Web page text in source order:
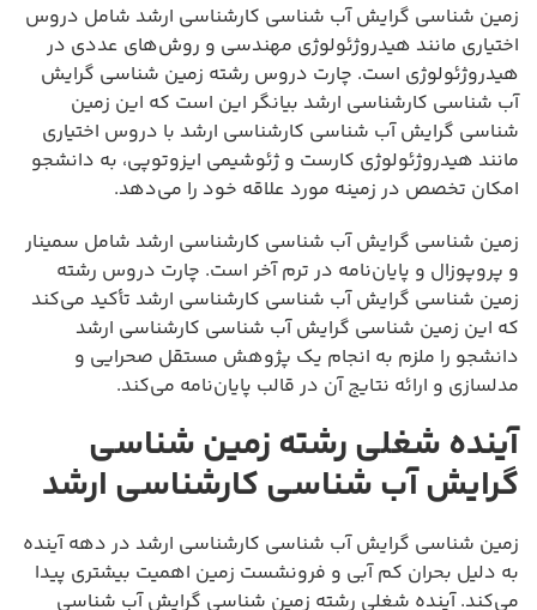
زمین شناسی گرایش آب شناسی کارشناسی ارشد شامل دروس
اختیاری مانند هیدروژئولوژی مهندسی و روش‌های عددی در
هیدروژئولوژی است. چارت دروس رشته زمین شناسی گرایش
آب شناسی کارشناسی ارشد بیانگر این است که این زمین
شناسی گرایش آب شناسی کارشناسی ارشد با دروس اختیاری
مانند هیدروژئولوژی کارست و ژئوشیمی ایزوتوپی، به دانشجو
امکان تخصص در زمینه مورد علاقه خود را می‌دهد.
زمین شناسی گرایش آب شناسی کارشناسی ارشد شامل سمینار
و پروپوزال و پایان‌نامه در ترم آخر است. چارت دروس رشته
زمین شناسی گرایش آب شناسی کارشناسی ارشد تأکید می‌کند
که این زمین شناسی گرایش آب شناسی کارشناسی ارشد
دانشجو را ملزم به انجام یک پژوهش مستقل صحرایی و
مدلسازی و ارائه نتایج آن در قالب پایان‌نامه می‌کند.
آینده شغلی رشته زمین شناسی
گرایش آب شناسی کارشناسی ارشد
زمین شناسی گرایش آب شناسی کارشناسی ارشد در دهه آینده
به دلیل بحران کم آبی و فرونشست زمین اهمیت بیشتری پیدا
می‌کند. آینده شغلی رشته زمین شناسی گرایش آب شناسی